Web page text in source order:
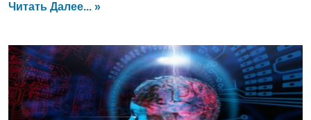
Читать Далее... »
ЛЕНТА НОВОСТЕЙ